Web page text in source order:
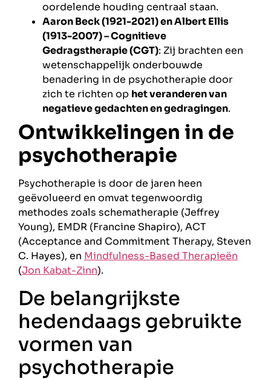
oordelende houding centraal staan.
Aaron Beck (1921-2021) en Albert Ellis
(1913-2007) – Cognitieve
Gedragstherapie (CGT): Zij brachten een
wetenschappelijk onderbouwde
benadering in de psychotherapie door
zich te richten op het veranderen van
negatieve gedachten en gedragingen.
Ontwikkelingen in de
psychotherapie
Psychotherapie is door de jaren heen
geëvolueerd en omvat tegenwoordig
methodes zoals schematherapie (Jeffrey
Young), EMDR (Francine Shapiro), ACT
(Acceptance and Commitment Therapy, Steven
C. Hayes), en Mindfulness-Based Therapieën
(Jon Kabat-Zinn).
De belangrijkste
hedendaags gebruikte
vormen van
psychotherapie